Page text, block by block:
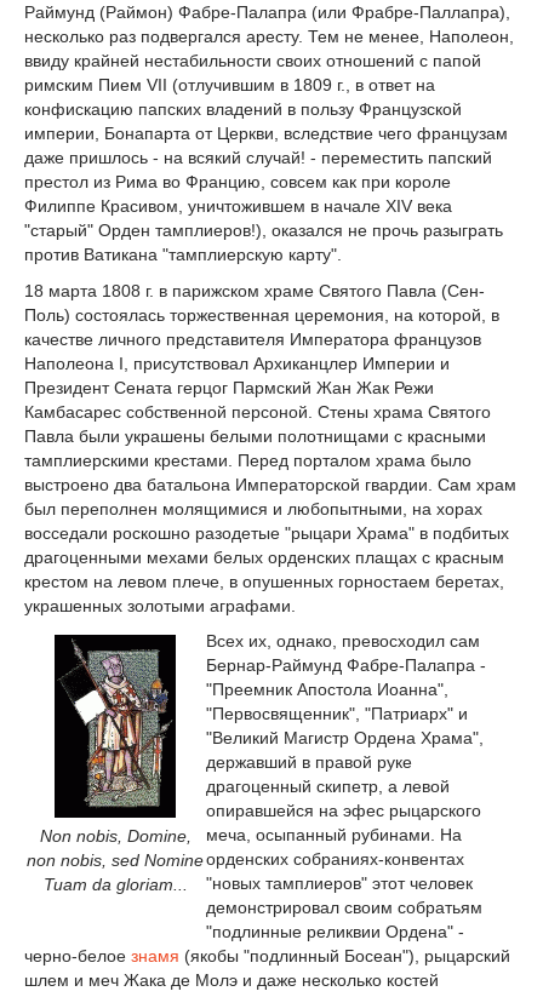
Раймунд (Раймон) Фабре-Палапра (или Фрабре-Паллапра),
несколько раз подвергался аресту. Тем не менее, Наполеон,
ввиду крайней нестабильности своих отношений с папой
римским Пием VII (отлучившим в 1809 г., в ответ на
конфискацию папских владений в пользу Французской
империи, Бонапарта от Церкви, вследствие чего французам
даже пришлось - на всякий случай! - переместить папский
престол из Рима во Францию, совсем как при короле
Филиппе Красивом, уничтожившем в начале XIV века
"старый" Орден тамплиеров!), оказался не прочь разыграть
против Ватикана "тамплиерскую карту".
18 марта 1808 г. в парижском храме Святого Павла (Сен-
Поль) состоялась торжественная церемония, на которой, в
качестве личного представителя Императора французов
Наполеона I, присутствовал Архиканцлер Империи и
Президент Сената герцог Пармский Жан Жак Режи
Камбасарес собственной персоной. Стены храма Святого
Павла были украшены белыми полотнищами с красными
тамплиерскими крестами. Перед порталом храма было
выстроено два батальона Императорской гвардии. Сам храм
был переполнен молящимися и любопытными, на хорах
восседали роскошно разодетые "рыцари Храма" в подбитых
драгоценными мехами белых орденских плащах с красным
крестом на левом плече, в опушенных горностаем беретах,
украшенных золотыми аграфами.
Non nobis, Domine,
non nobis, sed Nomine
Tuam da gloriam...
Всех их, однако, превосходил сам
Бернар-Раймунд Фабре-Палапра -
"Преемник Апостола Иоанна",
"Первосвященник", "Патриарх" и
"Великий Магистр Ордена Храма",
державший в правой руке
драгоценный скипетр, а левой
опиравшейся на эфес рыцарского
меча, осыпанный рубинами. На
орденских собраниях-конвентах
"новых тамплиеров" этот человек
демонстрировал своим собратьям
"подлинные реликвии Ордена" -
черно-белое знамя (якобы "подлинный Босеан"), рыцарский
шлем и меч Жака де Молэ и даже несколько костей